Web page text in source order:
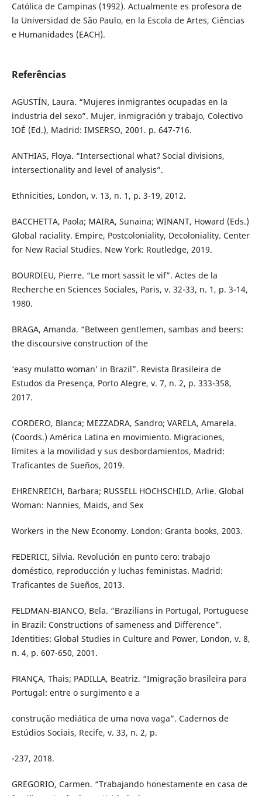
Católica de Campinas (1992). Actualmente es profesora de
la Universidad de São Paulo, en la Escola de Artes, Ciências
e Humanidades (EACH).
Referências
AGUSTÍN, Laura. “Mujeres inmigrantes ocupadas en la
industria del sexo”. Mujer, inmigración y trabajo, Colectivo
IOÉ (Ed.), Madrid: IMSERSO, 2001. p. 647-716.
ANTHIAS, Floya. “Intersectional what? Social divisions,
intersectionality and level of analysis”.
Ethnicities, London, v. 13, n. 1, p. 3-19, 2012.
BACCHETTA, Paola; MAIRA, Sunaina; WINANT, Howard (Eds.)
Global raciality. Empire, Postcoloniality, Decoloniality. Center
for New Racial Studies. New York: Routledge, 2019.
BOURDIEU, Pierre. “Le mort sassit le vif”. Actes de la
Recherche en Sciences Sociales, Paris, v. 32-33, n. 1, p. 3-14,
1980.
BRAGA, Amanda. “Between gentlemen, sambas and beers:
the discoursive construction of the
‘easy mulatto woman’ in Brazil”. Revista Brasileira de
Estudos da Presença, Porto Alegre, v. 7, n. 2, p. 333-358,
2017.
CORDERO, Blanca; MEZZADRA, Sandro; VARELA, Amarela.
(Coords.) América Latina en movimiento. Migraciones,
límites a la movilidad y sus desbordamientos, Madrid:
Traficantes de Sueños, 2019.
EHRENREICH, Barbara; RUSSELL HOCHSCHILD, Arlie. Global
Woman: Nannies, Maids, and Sex
Workers in the New Economy. London: Granta books, 2003.
FEDERICI, Silvia. Revolución en punto cero: trabajo
doméstico, reproducción y luchas feministas. Madrid:
Traficantes de Sueños, 2013.
FELDMAN-BIANCO, Bela. “Brazilians in Portugal, Portuguese
in Brazil: Constructions of sameness and Difference”.
Identities: Global Studies in Culture and Power, London, v. 8,
n. 4, p. 607-650, 2001.
FRANÇA, Thais; PADILLA, Beatriz. “Imigração brasileira para
Portugal: entre o surgimento e a
construção mediática de uma nova vaga”. Cadernos de
Estúdios Sociais, Recife, v. 33, n. 2, p.
-237, 2018.
GREGORIO, Carmen. “Trabajando honestamente en casa de